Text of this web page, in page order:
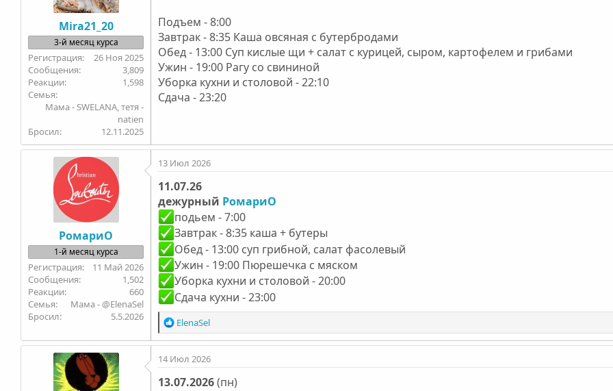
Mira21_20
3-й месяц курса
26 Ноя 2025
3,809
1,598
Семья
Мама - SWELANA, тетя -
natien
Бросил
12.11.2025
Подъем - 8:00
Завтрак - 8:35 Каша овсяная с бутербродами
Обед - 13:00 Суп кислые щи + салат с курицей, сыром, картофелем и грибами
Ужин - 19:00 Рагу со свининой
Уборка кухни и столовой - 22:10
Сдача - 23:20
РомариО
1-й месяц курса
11 Май 2026
1,502
660
Семья
Мама - @ElenaSel
Бросил
5.5.2026
13 Июл 2026
11.07.26
дежурный РомариО
подьем - 7:00
Завтрак - 8:35 каша + бутеры
Обед - 13:00 суп грибной, салат фасолевый
Ужин - 19:00 Пюрешечка с мяском
Уборка кухни и столовой - 20:00
Сдача кухни - 23:00
Р
е
а
к
и
ElenaSel
14 Июл 2026
13.07.2026(пн)